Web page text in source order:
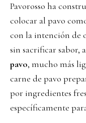
Pavorosso ha
colocar al pavo
con la intención de
sin sacrificar sabor,
pavo, mucho más
carne de pavo
por ingredientes
específicamente